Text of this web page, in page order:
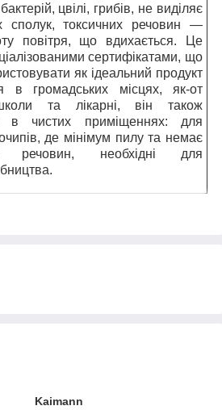
цвілі, грибів, не виділяє
сполук, токсичних речовин —
повітря, що вдихається. Це
сертифікатами, що
як ідеальний продукт
в громадських місцях, як-от
та лікарні, він також
в чистих приміщеннях: для
де мінімум пилу та немає
речовин, необхідні для
Kaimann